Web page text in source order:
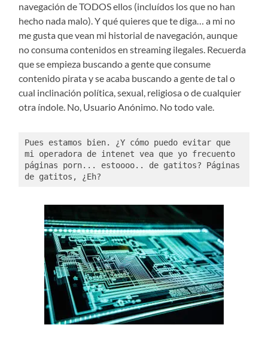
navegación de TODOS ellos (incluídos los que no han
hecho nada malo). Y qué quieres que te diga… a mi no
me gusta que vean mi historial de navegación, aunque
no consuma contenidos en streaming ilegales. Recuerda
que se empieza buscando a gente que consume
contenido pirata y se acaba buscando a gente de tal o
cual inclinación política, sexual, religiosa o de cualquier
otra índole. No, Usuario Anónimo. No todo vale.
Pues estamos bien. ¿Y cómo puedo evitar que
mi operadora de intenet vea que yo frecuento
páginas porn... estoooo.. de gatitos? Páginas
de gatitos, ¿Eh?